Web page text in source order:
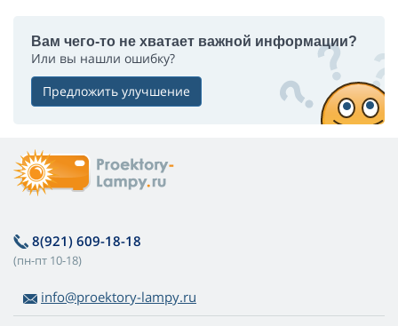
Вам чего-то не хватает важной информации?
Или вы нашли ошибку?
Предложить улучшение
8(921) 609-18-18
(пн-пт 10-18)
info@proektory-lampy.ru